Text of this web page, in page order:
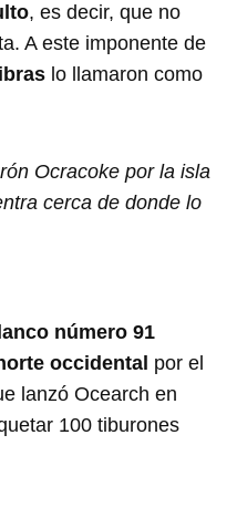
, es decir, que no
A este imponente de
lo llamaron como
Ocracoke por la isla
cerca de donde lo
número 91
occidental por el
lanzó Ocearch en
100 tiburones